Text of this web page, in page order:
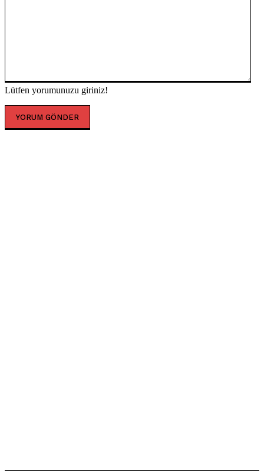
Lütfen yorumunuzu giriniz!